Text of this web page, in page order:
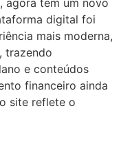
agora tem um novo
digital foi
mais moderna,
trazendo
e conteúdos
financeiro ainda
site reflete o